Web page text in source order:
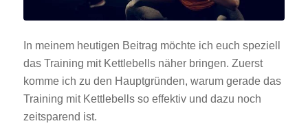
In meinem heutigen Beitrag möchte ich euch speziell
das Training mit Kettlebells näher bringen. Zuerst
komme ich zu den Hauptgründen, warum gerade das
Training mit Kettlebells so effektiv und dazu noch
zeitsparend ist.